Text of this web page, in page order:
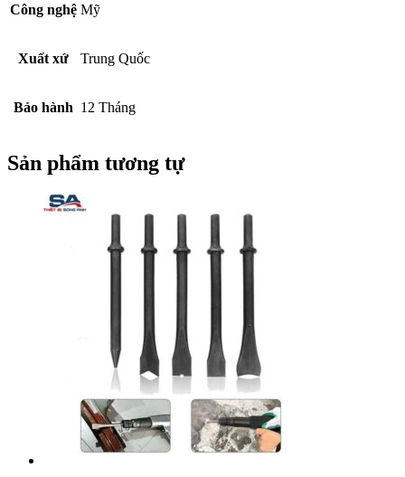
Công nghệ Mỹ
Xuất xứ Trung Quốc
Bảo hành 12 Tháng
Sản phẩm tương tự